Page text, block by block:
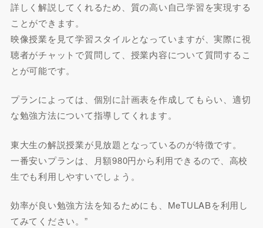
詳しく解説してくれるため、質の高い自己学習を実現する
ことができます。
映像授業を見て学習スタイルとなっていますが、実際に視
聴者がチャットで質問して、授業内容について質問するこ
とが可能です。
プランによっては、個別に計画表を作成してもらい、適切
な勉強方法について指導してくれます。
東大生の解説授業が見放題となっているのが特徴です。
一番安いプランは、月額980円から利用できるので、高校
生でも利用しやすいでしょう。
効率が良い勉強方法を知るためにも、MeTULABを利用し
てみてください。”